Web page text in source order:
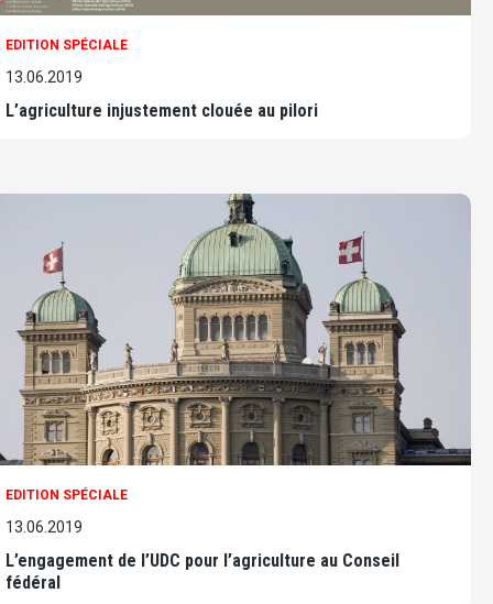
EDITION SPÉCIALE
13.06.2019
L’agriculture injustement clouée au pilori
EDITION SPÉCIALE
13.06.2019
L’engagement de l’UDC pour l’agriculture au Conseil
fédéral